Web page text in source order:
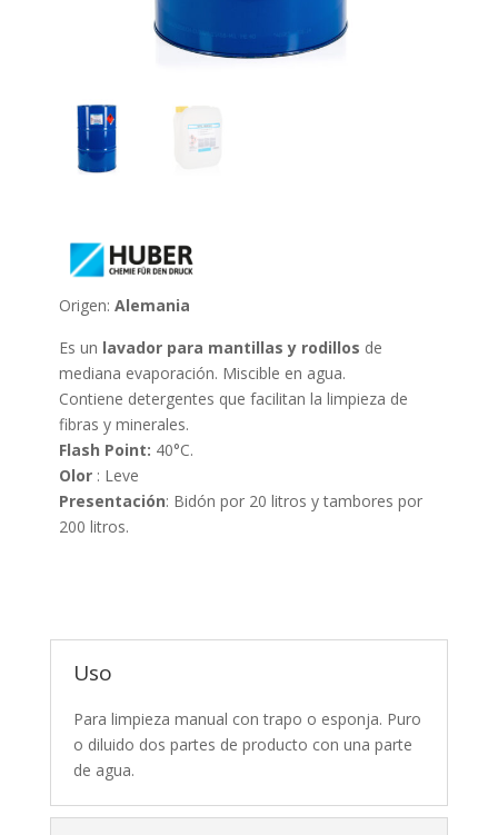
Origen: Alemania
Es un lavador para mantillas y rodillos de
mediana evaporación. Miscible en agua.
Contiene detergentes que facilitan la limpieza de
fibras y minerales.
Flash Point: 40°C.
Olor: Leve
Presentación: Bidón por 20 litros y tambores por
200 litros.
Uso
Para limpieza manual con trapo o esponja. Puro
o diluido dos partes de producto con una parte
de agua.